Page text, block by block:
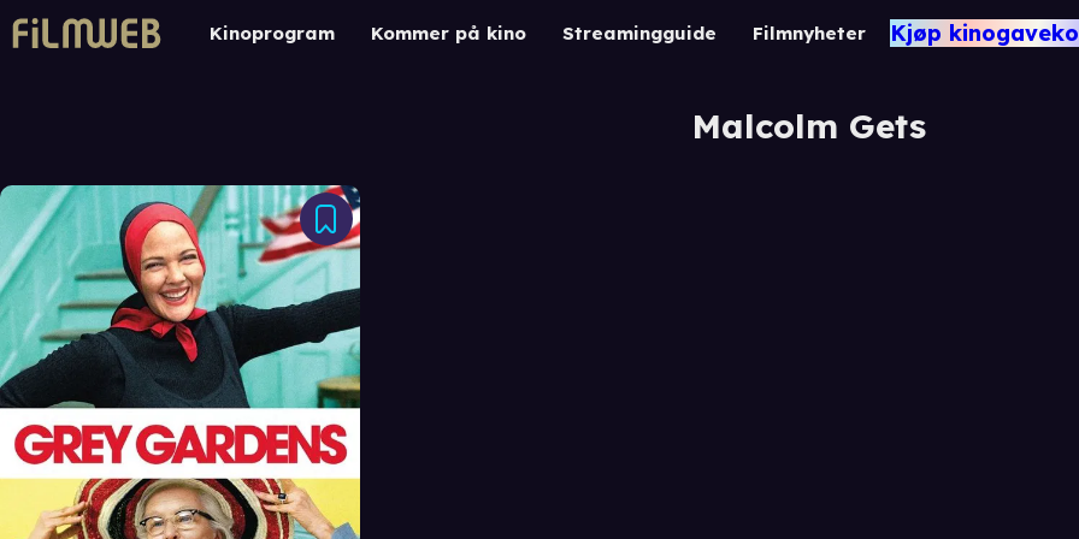
Kinoprogram Kommer på kino Streamingguide Filmnyheter Kjøp
Malcolm Gets